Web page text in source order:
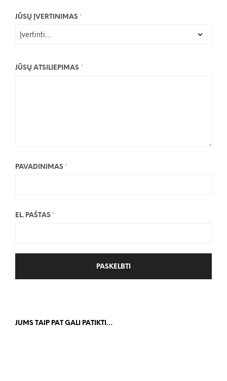
JŪSŲ ĮVERTINIMAS *
JŪSŲ ATSILIEPIMAS *
PAVADINIMAS *
EL. PAŠTAS *
JUMS TAIP PAT GALI PATIKTI…